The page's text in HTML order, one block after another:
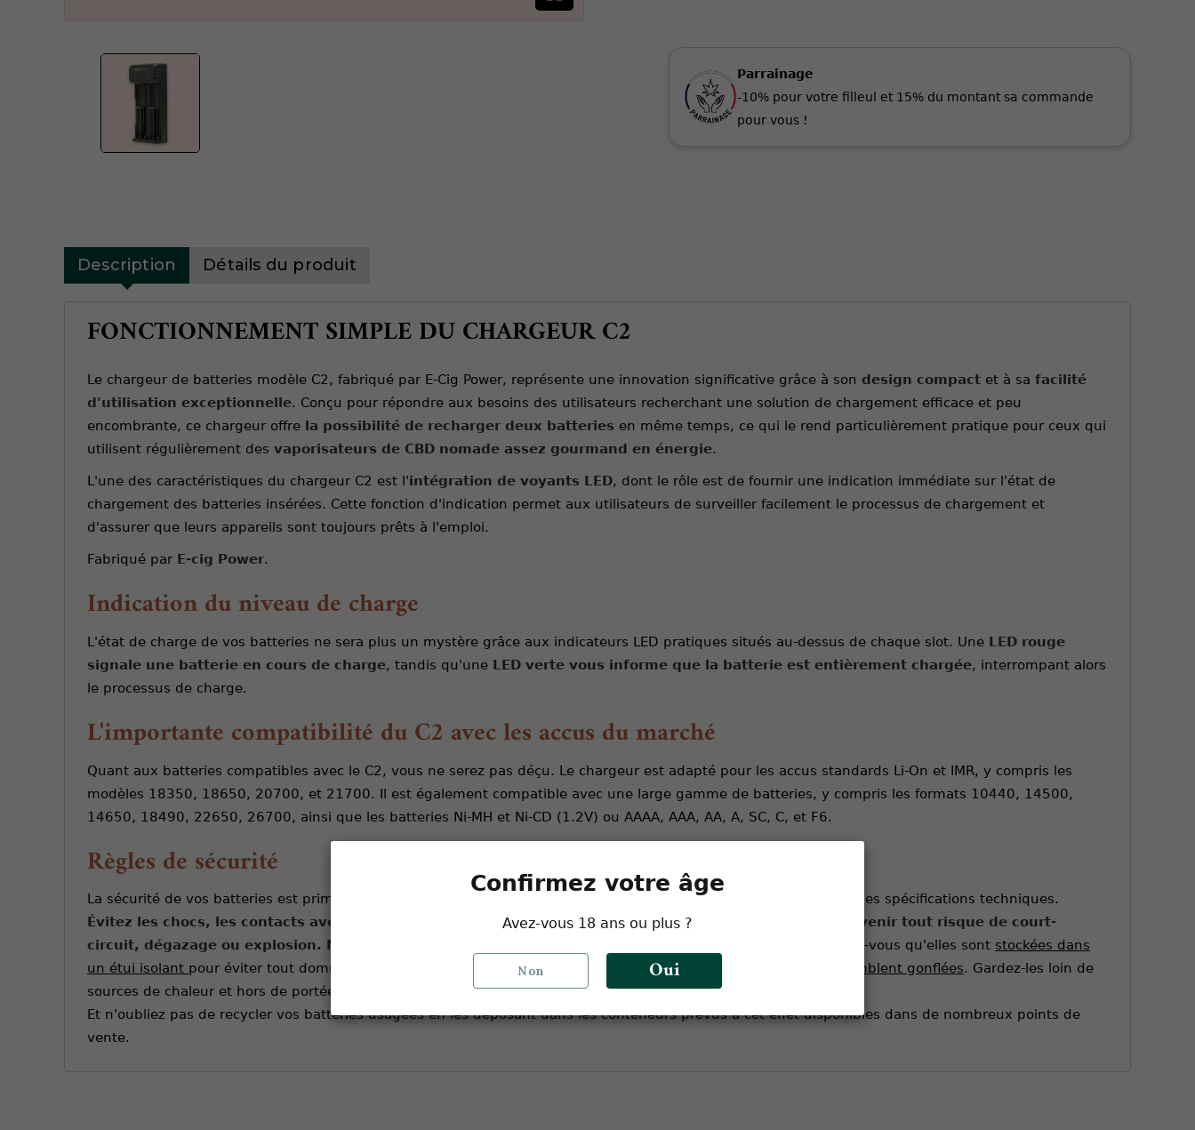
Parrainage
-10% pour votre filleul et 15% du montant sa commande
pour vous !
Description Détails du produit
FONCTIONNEMENT SIMPLE DU CHARGEUR C2
Le chargeur de batteries modèle C2, fabriqué par E-Cig Power, représente une innovation significative grâce à son design compact et à sa facilité
d'utilisation exceptionnelle. Conçu pour répondre aux besoins des utilisateurs recherchant une solution de chargement efficace et peu
encombrante, ce chargeur offre la possibilité de recharger deux batteries en même temps, ce qui le rend particulièrement pratique pour ceux qui
utilisent régulièrement des vaporisateurs de CBD nomade assez gourmand en énergie.
L'une des caractéristiques du chargeur C2 est l'intégration de voyants LED, dont le rôle est de fournir une indication immédiate sur l'état de
chargement des batteries insérées. Cette fonction d'indication permet aux utilisateurs de surveiller facilement le processus de chargement et
d'assurer que leurs appareils sont toujours prêts à l'emploi.
Fabriqué par E-cig Power.
Indication du niveau de charge
L'état de charge de vos batteries ne sera plus un mystère grâce aux indicateurs LED pratiques situés au-dessus de chaque slot. Une LED rouge
signale une batterie en cours de charge, tandis qu'une LED verte vous informe que la batterie est entièrement chargée, interrompant alors
le processus de charge.
L'importante compatibilité du C2 avec les accus du marché
Quant aux batteries compatibles avec le C2, vous ne serez pas déçu. Le chargeur est adapté pour les accus standards Li-On et IMR, y compris les
modèles 18350, 18650, 20700, et 21700. Il est également compatible avec une large gamme de batteries, y compris les formats 10440, 14500,
14650, 18490, 22650, 26700, ainsi que les batteries Ni-MH et Ni-CD (1.2V) ou AAAA, AAA, AA, A, SC, C, et F6.
Règles de sécurité
La sécurité de vos batteries est primordiale. Veillez toujours à respecter les instructions de polarité, d'utilisation et les spécifications techniques.
Évitez les chocs, les contacts avec des objets métalliques, conducteurs de courant et liquides pour prévenir tout risque de court-
circuit, dégazage ou explosion.
Ne transportez jamais vos batteries sans protection adéquate et assurez-vous qu'elles sont stockées dans
un étui isolant pour éviter tout dommage. Ne les utilisez pas si leur gaine isolante est endommagée ou si elles semblent gonflées. Gardez-les loin de
sources de chaleur et hors de portée des enfants.
Et n'oubliez pas de recycler vos batteries usagées en les déposant dans les conteneurs prévus à cet effet disponibles dans de nombreux points de
vente.
Confirmez votre âge
Avez-vous 18 ans ou plus ?
Non Oui